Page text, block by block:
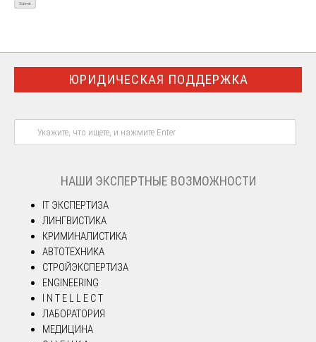
ЮРИДИЧЕСКАЯ ПОДДЕРЖКА
НАШИ ЭКСПЕРТНЫЕ ВОЗМОЖНОСТИ
IT ЭКСПЕРТИЗА
ЛИНГВИСТИКА
КРИМИНАЛИСТИКА
АВТОТЕХНИКА
СТРОЙЭКСПЕРТИЗА
ENGINEERING
I N T E L L E C T
ЛАБОРАТОРИЯ
МЕДИЦИНА